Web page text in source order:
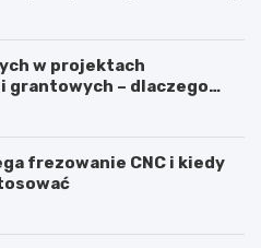
w projektach
grantowych – dlaczego
frezowanie CNC i kiedy